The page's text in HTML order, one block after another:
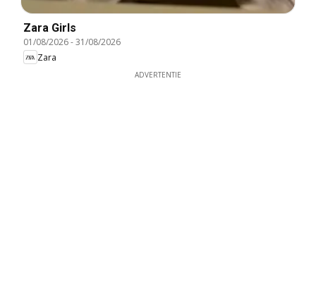
Zara Girls
01/08/2026-31/08/2026
Zara
ADVERTENTIE